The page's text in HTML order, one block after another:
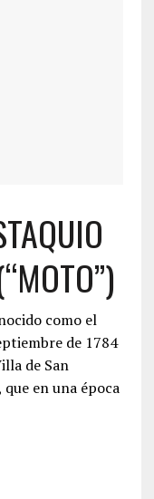
como el
de 1784
de San
en una época